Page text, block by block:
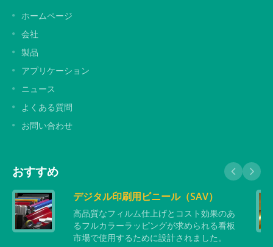
ホームページ
会社
製品
アプリケーション
ニュース
よくある質問
お問い合わせ
おすすめ
デジタル印刷用ビニール（SAV）
高品質なフィルム仕上げとコスト効果のあ
るフルカラーラッピングが求められる看板
市場で使用するために設計されました。